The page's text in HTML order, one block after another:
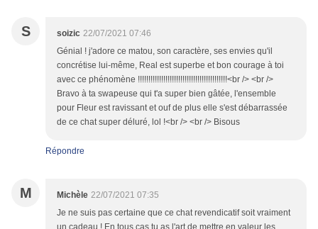
S soizic 22/07/2021 07:46
Génial ! j'adore ce matou, son caractère, ses envies qu'il
concrétise lui-même, Real est superbe et bon courage à toi
avec ce phénomène !!!!!!!!!!!!!!!!!!!!!!!!!!!!!!!!!!!!!!!!!!<br /> <br />
Bravo à ta swapeuse qui t'a super bien gâtée, l'ensemble
pour Fleur est ravissant et ouf de plus elle s'est débarrassée
de ce chat super déluré, lol !<br /> <br /> Bisous
Répondre
M Michèle 22/07/2021 07:35
Je ne suis pas certaine que ce chat revendicatif soit vraiment
un cadeau ! En tous cas tu as l'art de mettre en valeur les